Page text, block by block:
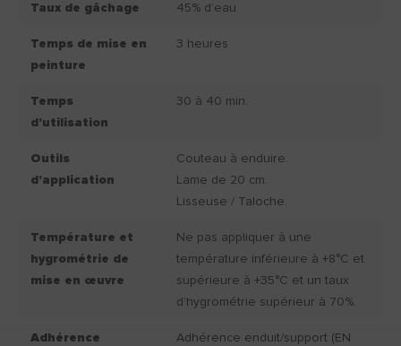
Taux de gâchage 45% d’eau
Temps de mise en
peinture
3 heures
Temps
d'utilisation
30 à 40 min.
Outils
d'application
Couteau à enduire.
Lame de 20 cm.
Lisseuse / Taloche.
Température et
hygrométrie de
mise en œuvre
Ne pas appliquer à une
température inférieure à +8°C et
supérieure à +35°C et un taux
d’hygrométrie supérieur à 70%.
Adhérence
Adhérence enduit/support (EN